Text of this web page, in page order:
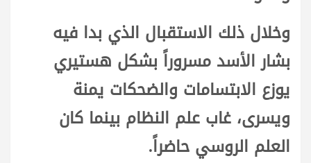
وخلال ذلك الاستقبال الذي بدا فيه
بشار الأسد مسروراً بشكل هستيري
يوزع الابتسامات والضحكات يمنة
ويسرى، غاب علم النظام بينما كان
العلم الروسي حاضراً.